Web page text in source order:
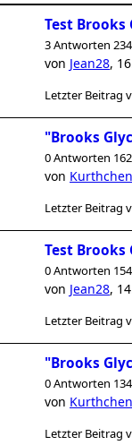
Test Brooks
3 Antworten
von Jean28,
Letzter Beitrag
"Brooks
0 Antworten
von Kurthchen
Letzter Beitrag
Test Brooks
0 Antworten
von Jean28,
Letzter Beitrag
"Brooks
0 Antworten
von Kurthchen
Letzter Beitrag